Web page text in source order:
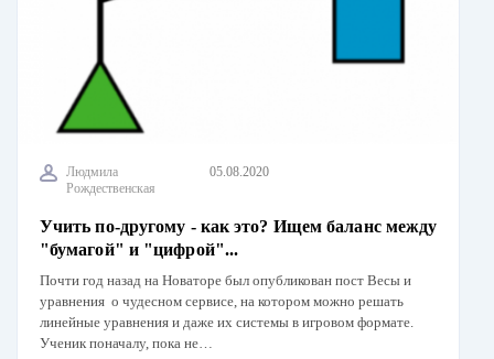
Людмила
Рождественская
05.08.2020
Учить по-другому - как это? Ищем баланс между
"бумагой" и "цифрой"...
Почти год назад на Новаторе был опубликован пост Весы и
уравнения о чудесном сервисе, на котором можно решать
линейные уравнения и даже их системы в игровом формате.
Ученик поначалу, пока не…